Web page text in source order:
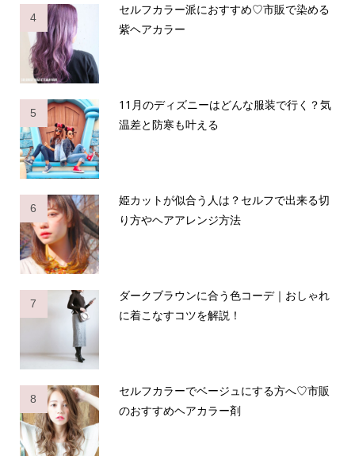
4
セルフカラー派におすすめ♡市販で染める
紫ヘアカラー
5
11月のディズニーはどんな服装で行く？気
温差と防寒も叶える
6
姫カットが似合う人は？セルフで出来る切
り方やヘアアレンジ方法
7
ダークブラウンに合う色コーデ｜おしゃれ
に着こなすコツを解説！
8
セルフカラーでベージュにする方へ♡市販
のおすすめヘアカラー剤